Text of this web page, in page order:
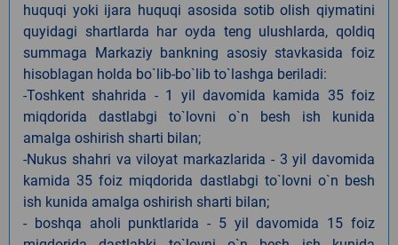
huquqi yoki ijara huquqi asosida sotib olish qiymatini
quyidagi shartlarda har oyda teng ulushlarda, qoldiq
summaga Markaziy bankning asosiy stavkasida foiz
hisoblagan holda bo`lib-bo`lib to`lashga beriladi:
-Toshkent shahrida - 1 yil davomida kamida 35 foiz
miqdorida dastlabgi to`lovni o`n besh ish kunida
amalga oshirish sharti bilan;
-Nukus shahri va viloyat markazlarida - 3 yil davomida
kamida 35 foiz miqdorida dastlabgi to`lovni o`n besh
ish kunida amalga oshirish sharti bilan;
- boshqa aholi punktlarida - 5 yil davomida 15 foiz